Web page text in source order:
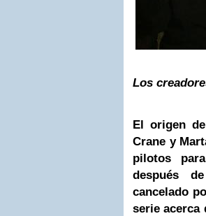
Los
El origen
Crane y
pilotos
después
cancelado
serie acerca